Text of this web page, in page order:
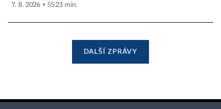
7. 8. 2026 ▪ 55:23 min.
DALŠÍ ZPRÁVY